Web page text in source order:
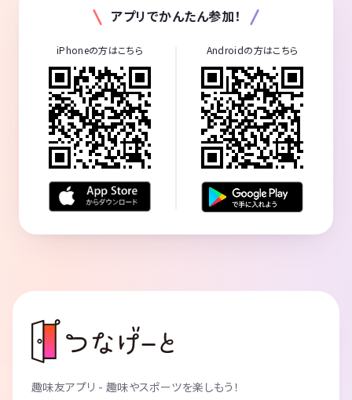
アプリでかんたん参加！
iPhoneの方はこちら Androidの方はこちら
趣味友アプリ - 趣味やスポーツを楽しもう！